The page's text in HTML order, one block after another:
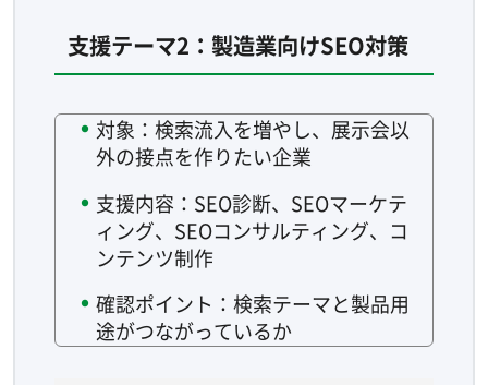
支援テーマ2：製造業向けSEO対策
対象：検索流入を増やし、展示会以
外の接点を作りたい企業
支援内容：SEO診断、SEOマーケテ
ィング、SEOコンサルティング、コ
ンテンツ制作
確認ポイント：検索テーマと製品用
途がつながっているか